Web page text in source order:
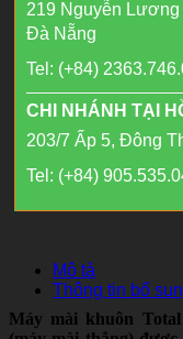
219 Nguyễn
Đà Nẵng
Tel: (+84)
CHI NHÁNH TẠI
203/7 Ấp 5, Đông
Tel: (+84)
Mô tả
Thông tin bổ
Máy mài khuôn